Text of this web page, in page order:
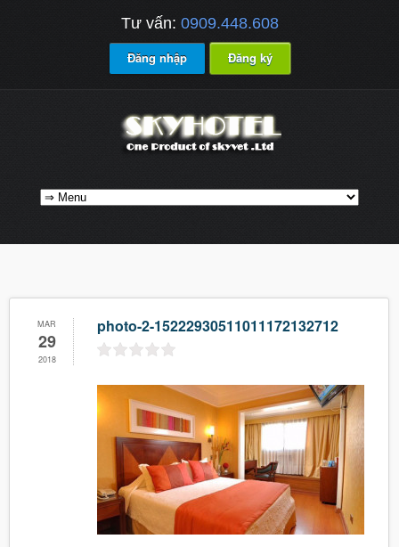
Tư vấn: 0909.448.608
Đăng nhập Đăng ký
MAR
29
2018
photo-2-15222930511011172132712